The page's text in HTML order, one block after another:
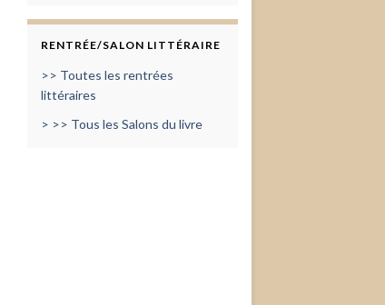
RENTRÉE/SALON LITTÉRAIRE
>> Toutes les rentrées
littéraires
> >> Tous les Salons du livre